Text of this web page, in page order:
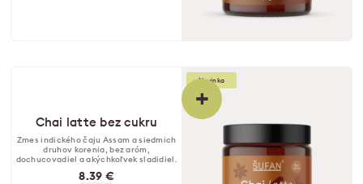
+
Novinka
Chai latte bez cukru
Zmes indického čaju Assam a siedmich
druhov korenia, bez aróm,
dochucovadiel a akýchkoľvek sladidiel.
8.39 €